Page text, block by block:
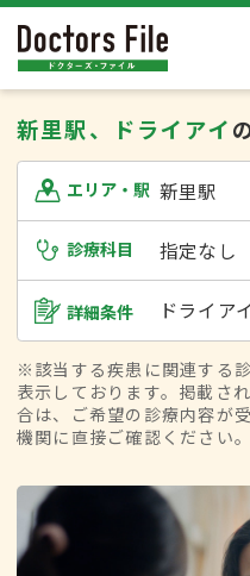
新里駅、ドライアイ
エリア・駅 新里駅
診療科目 指定なし
詳細条件 ドライアイ
※該当する疾患に関連する
表示しております。掲載さ
合は、ご希望の診療内容が
機関に直接ご確認ください。